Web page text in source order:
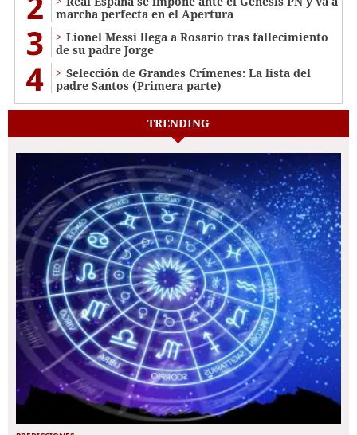
marcha perfecta en el Apertura
3
Lionel Messi llega a Rosario tras fallecimiento
de su padre Jorge
4
Selección de Grandes Crímenes: La lista del
padre Santos (Primera parte)
TRENDING